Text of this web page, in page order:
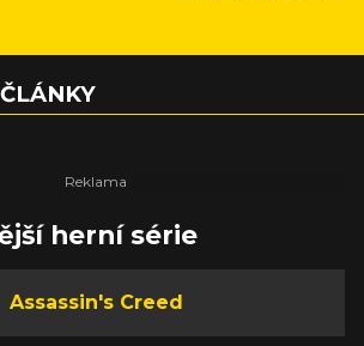
herní série
Assassin's Creed